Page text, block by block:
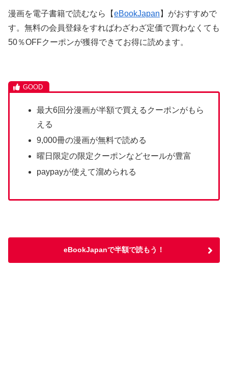
漫画を電子書籍で読むなら【eBookJapan 】がおすすめで
す。無料の会員登録をすればわざわざ定価で買わなくても
50％OFFクーポンが獲得できてお得に読めます。
最大6回分漫画が半額で買えるクーポンがもら
える
9,000冊の漫画が無料で読める
曜日限定の限定クーポンなどセールが豊富
paypayが使えて溜められる
eBookJapanで半額で読もう！